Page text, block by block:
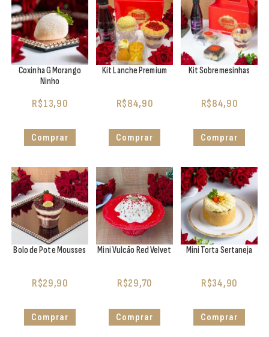
Coxinha G Morango
Ninho
R$13,90
Comprar
Kit Lanche Premium
R$84,90
Comprar
Kit Sobremesinhas
R$84,90
Comprar
Bolo de Pote Mousses
R$29,90
Comprar
Mini Vulcão Red Velvet
R$29,70
Comprar
Mini Torta Sertaneja
R$34,90
Comprar